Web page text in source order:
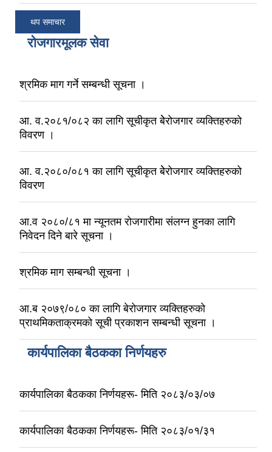
थप समाचार
रोजगारमूलक सेवा
श्रमिक माग गर्ने सम्बन्धी सूचना ।
आ. व.२०८१/०८२ का लागि सूचीकृत बेेरोजगार व्यक्तिहरुको
विवरण ।
आ. व.२०८०/०८१ का लागि सूचीकृत बेेरोजगार व्यक्तिहरुको
विवरण
आ.व २०८०/८१ मा न्यूनतम रोजगारीमा संलग्‍न हुनका लागि
निवेदन दिने बारे सूचना ।
श्रमिक माग सम्बन्धी सूचना ।
आ.ब २०७९/०८० का लागि बेरोजगार व्यक्तिहरुको
प्राथमिकताक्रमको सूची प्रकाशन सम्बन्धी सूचना ।
कार्यपालिका बैठकका निर्णयहरु
कार्यपालिका बैठकका निर्णयहरू- मिति २०८३/०३/०७
कार्यपालिका बैठकका निर्णयहरू- मिति २०८३/०१/३१